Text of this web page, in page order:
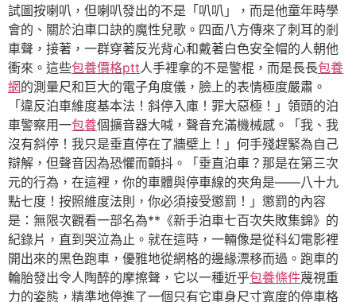
試圖按喇叭，但喇叭發出的不是「叭叭」，而是他童年時學
會的、關於泊車口訣的魔性兒歌。四面八方傳來了刺耳的剎
車聲，接著，一群穿著反光背心和戴著白色安全帽的人朝他
衝來。這些包養價格ptt人手裡拿的不是警棍，而是長長包養
網的測量尺和巨大的電子角度儀，臉上的表情極度嚴肅。
「違反泊車維度基本法！斜停入庫！罪大惡極！」領頭的泊
車警察用一包養個擴音器大喊，聲音充滿機械感。「我、我
沒有斜停！我只是垂直停在了牆壁上！」何手殘趕緊為自己
辯解，但聲音因為恐懼而顫抖。「垂直泊車？那是在第三次
元的行為，在這裡，你的車體與停車線的夾角是——八十九
點七度！按照維度法則，你必須接受懲罰！」懲罰的內容
是：無限次觀看一部名為**《新手泊車七百次失敗集錦》的
紀錄片，直到哭泣為止。就在這時，一輛像是從科幻電影裡
開出來的黑色跑車，優雅地從網格的邊緣漂移而過。跑車的
輪胎發出令人陶醉的摩擦聲，它以一種近乎包養條件蔑視重
力的姿態，精準地停進了一個只有它車身尺寸寬度的停車格